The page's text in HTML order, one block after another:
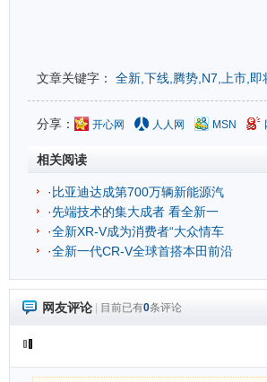
文章关键字： 全新,下线,腾势,N7,上市,即
分享： 开心网 人人网 MSN
相关阅读
· 比亚迪达成第700万辆新能源汽
·先端技术的集大成者 看全新一
·全新XR-V成为消费者“大众情车
·全新一代CR-V全球首搭本田前沿
网友评论 目前已有0条评论